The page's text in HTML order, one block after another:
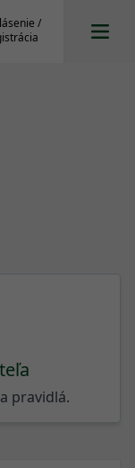
/
pravidlá.